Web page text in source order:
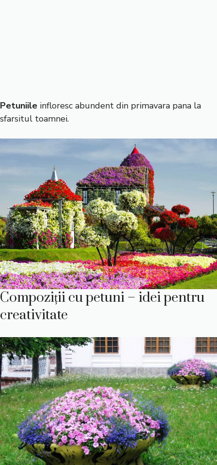
Petuniile infloresc abundent din primavara pana la
sfarsitul toamnei.
Compoziții cu petuni – idei pentru
creativitate